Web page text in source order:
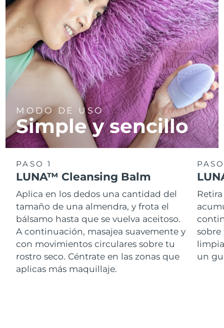
MODO DE USO
Simple y sencillo
PASO 1
LUNA™ Cleansing Balm
Aplica en los dedos una cantidad del
tamaño de una almendra, y frota el
bálsamo hasta que se vuelva aceitoso.
A continuación, masajea suavemente y
con movimientos circulares sobre tu
rostro seco. Céntrate en las zonas que
aplicas más maquillaje.
un